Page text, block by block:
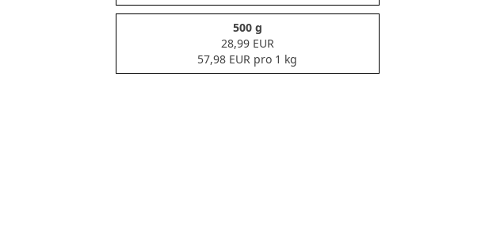
500 g
28,99 EUR
57,98 EUR pro 1 kg